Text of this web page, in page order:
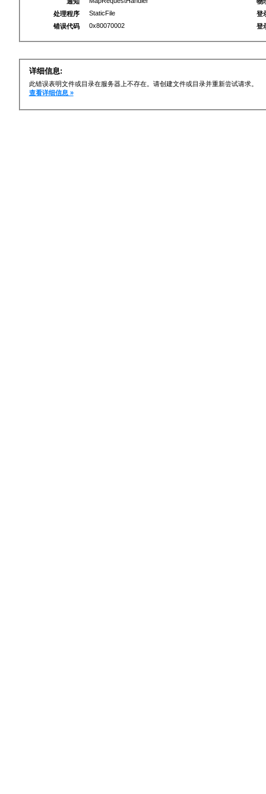
处理程序
StaticFile
错误代码
0x80070002
登
登
详细信息:
此错误表明文件或目录在服务器上不存在。请创建文件或目录并重新尝试请求。
查看详细信息 »